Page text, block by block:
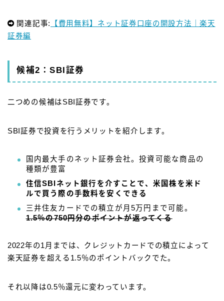
関連記事:
【費用無料】ネット証券口座の開設方法｜楽天
証券編
候補2：SBI証券
二つめの候補はSBI証券です。
SBI証券で投資を行うメリットを紹介します。
国内最大手のネット証券会社。投資可能な商品の
種類が豊富
住信SBIネット銀行を介すことで、米国株を米ド
ルで買う際の手数料を安くできる
三井住友カードでの積立が月5万円まで可能。
1.5％の750円分のポイントが返ってくる
2022年の1月までは、 クレジットカードでの積立によって
楽天証券を超える1.5％のポイントバック でた。
それ以降は0.5％還元に変わっています。